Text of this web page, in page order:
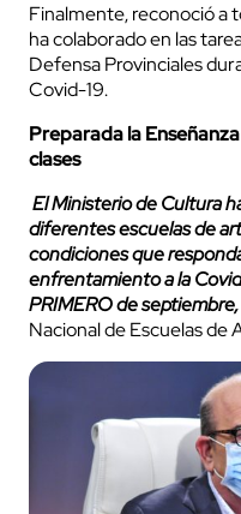
Finalmente, reconoció a
ha colaborado en las
Defensa Provinciales
Covid-19.
Preparada la
clases
El Ministerio de Cultura
diferentes escuelas de
condiciones que
enfrentamiento a la
PRIMERO de septiembre,
Nacional de Escuelas de